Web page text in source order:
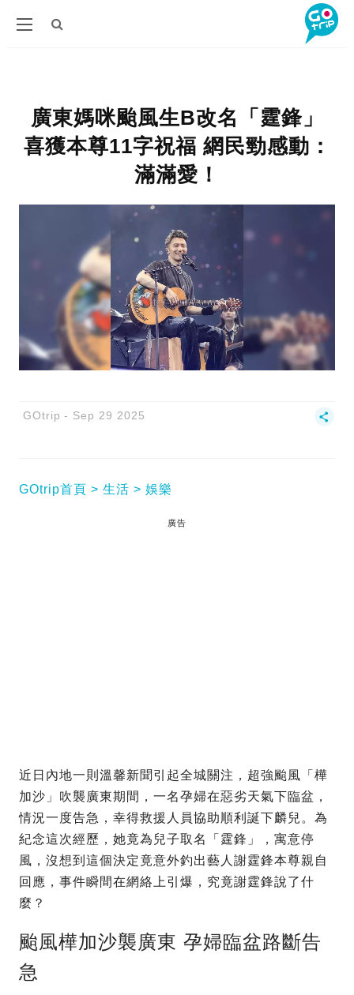
廣東媽咪颱風生B改名「霆鋒」
喜獲本尊11字祝福 網民勁感動：
滿滿愛！
GOtrip Sep 29 2025
GOtrip首頁 生活 娛樂
廣告
近日內地一則溫馨新聞引起全城關注，超強颱風「樺
加沙」吹襲廣東期間，一名孕婦在惡劣天氣下臨盆，
情況一度告急，幸得救援人員協助順利誕下麟兒。為
紀念這次經歷，她竟為兒子取名「霆鋒」，寓意停
風，沒想到這個決定竟意外釣出藝人謝霆鋒本尊親自
回應，事件瞬間在網絡上引爆，究竟謝霆鋒說了什
麼？
颱風樺加沙襲廣東 孕婦臨盆路斷告
急